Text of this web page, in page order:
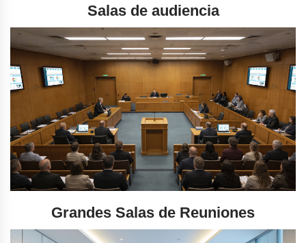
Salas de audiencia
Grandes Salas de Reuniones